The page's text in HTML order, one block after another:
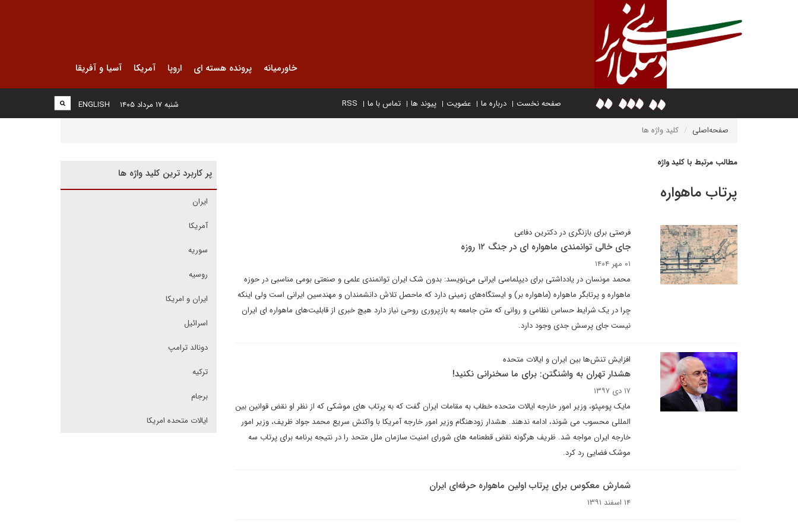
خاورمیانه پرونده هسته ای اروپا آمریکا آسیا و آفریقا
صفحه نخست درباره ما عضویت پیوند ها تماس با ما RSS
ENGLISH شنبه ۱۷ مرداد ۱۴۰۵
صفحه‌اصلی کلید واژه ها
مطالب مرتبط با کلید واژه
پرتاب ماهواره
فرصتی برای بازنگری در دکترین دفاعی
جای خالی توانمندی ماهواره ای در جنگ ۱۲ روزه
۰۱ مهر ۱۴۰۴
محمد مونسان در یادداشتی برای دیپلماسی ایرانی می‌نویسد: بدون شک ایران توانمندی علمی و صنعتی بومی مناسبی در حوزه
ماهواره و پرتابگر ماهواره (ماهواره بر) و ایستگاه‌های زمینی دارد که ماحصل تلاش دانشمندان و مهندسین ایرانی است ولی اینکه
چرا در یک شرایط حساس نظامی و روانی که متن جامعه به بازپروری روحی نیاز دارد هیچ خبری از قابلیت‌های ماهواره ای ایران
نیست جای پرسش جدی وجود دارد.
افزایش تنش‌ها بین ایران و ایالات متحده
هشدار تهران به واشنگتن: برای ما سخنرانی نکنید!
۱۷ دی ۱۳۹۷
مایک پومپئو، وزیر امور خارجه ایالات متحده خطاب به مقامات ایران گفت که به پرتاب های موشکی که از نظر او نقض قوانین بین
المللی محسوب می شوند، ادامه ندهند. هشدار زودهنگام وزیر امور خارجه آمریکا با واکنش سریع محمد جواد ظریف، وزیر امور
خارجه ایران مواجه شد. ظریف هرگونه نقض قطعنامه های شورای امنیت سازمان ملل متحد را در نتیجه برنامه برای پرتاب سه
موشک فضایی رد کرد.
شمارش معکوس برای پرتاب اولین ماهواره حرفه‌ای ایران
۱۴ اسفند ۱۳۹۱
پر کاربرد ترین کلید واژه ها
ایران
آمریکا
سوریه
روسیه
ایران و امریکا
اسرائیل
دونالد ترامپ
ترکیه
برجام
ایالات متحده امریکا